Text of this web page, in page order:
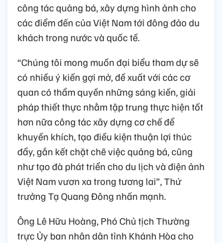
công tác quảng bá, xây dựng hình ảnh cho
các điểm đến của Việt Nam tới đông đảo du
khách trong nước và quốc tế.
“Chúng tôi mong muốn đại biểu tham dự sẽ
có nhiều ý kiến gợi mở, đề xuất với các cơ
quan có thẩm quyền những sáng kiến, giải
pháp thiết thực nhằm tập trung thực hiện tốt
hơn nữa công tác xây dựng cơ chế để
khuyến khích, tạo điều kiện thuận lợi thúc
đẩy, gắn kết chặt chẽ việc quảng bá, cũng
như tạo đà phát triển cho du lịch và điện ảnh
Việt Nam vươn xa trong tương lai”, Thứ
trưởng Tạ Quang Đông nhấn mạnh.
Ông Lê Hữu Hoàng, Phó Chủ tịch Thường
trực Ủy ban nhân dân tỉnh Khánh Hòa cho